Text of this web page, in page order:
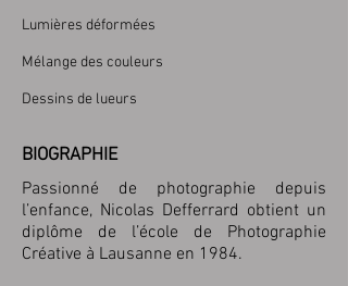
Lumières déformées
Mélange des couleurs
Dessins de lueurs
BIOGRAPHIE
​Passionné de photographie depuis
l’enfance, Nicolas Defferrard obtient un
diplôme de l’école de Photographie
Créative à Lausanne en 1984.